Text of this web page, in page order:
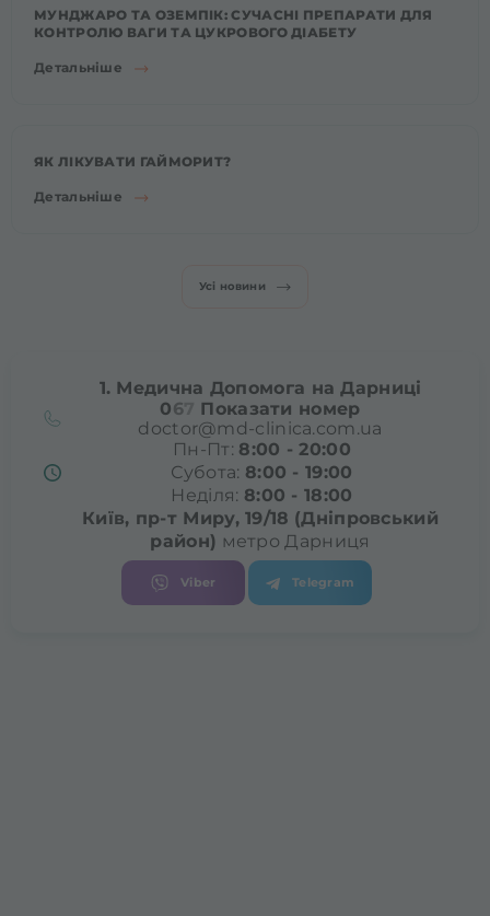
МУНДЖАРО ТА ОЗЕМПІК: СУЧАСНІ ПРЕПАРАТИ ДЛЯ
КОНТРОЛЮ ВАГИ ТА ЦУКРОВОГО ДІАБЕТУ
Детальніше
ЯК ЛІКУВАТИ ГАЙМОРИТ?
Детальніше
Усі новини
1. Медична Допомога на Дарниці
06
Показати номер
doctor@md-clinica.com.ua
Пн-Пт: 8:00 - 20:00
Субота: 8:00 - 19:00
Неділя: 8:00 - 18:00
Київ, пр-т Миру, 19/18 (Дніпровський
район) метро Дарниця
Viber Telegram